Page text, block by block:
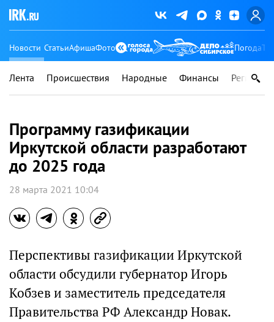
Новости СтатьиАфишаФото Погода
Лента Происшествия Народные Финансы Регионы
Программу газификации
Иркутской области разработают
до 2025 года
28 марта 2021 10:04
Перспективы газификации Иркутской
области обсудили губернатор Игорь
Кобзев и заместитель председателя
Правительства РФ Александр Новак.